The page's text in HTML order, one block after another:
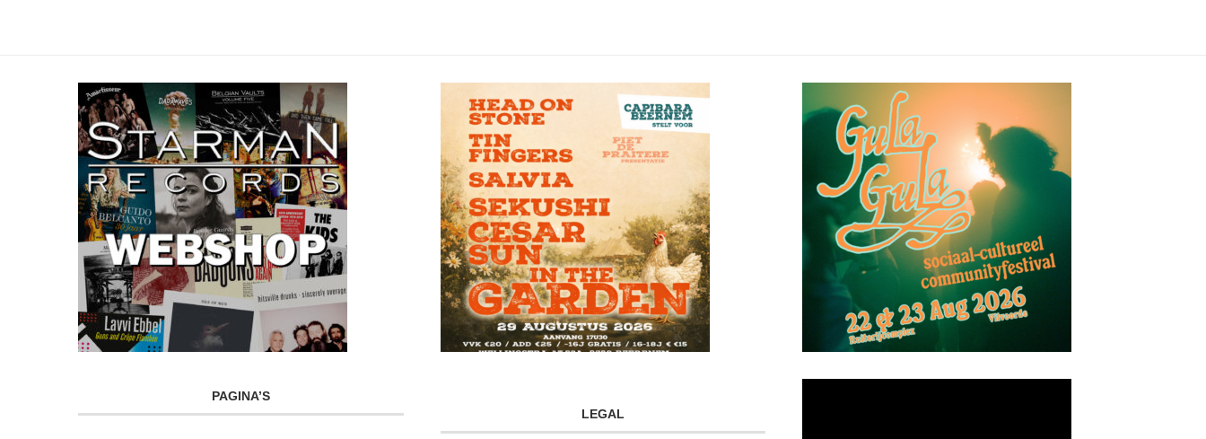
PAGINA’S
LEGAL